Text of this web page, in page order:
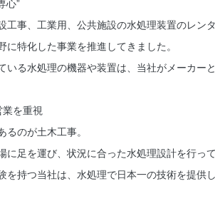
心”
工事、工業用、公共施設の水処理装置のレン
に特化した事業を推進してきました。
いる水処理の機器や装置は、当社がメーカー
を重視
るのが土木工事。
に足を運び、状況に合った水処理設計を行って
を持つ当社は、水処理で日本一の技術を提供